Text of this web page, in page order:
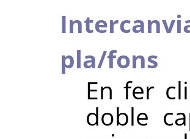
pla/fons
En fer
doble